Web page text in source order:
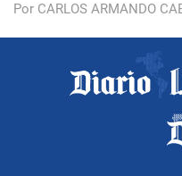
Por CARLOS ARMANDO